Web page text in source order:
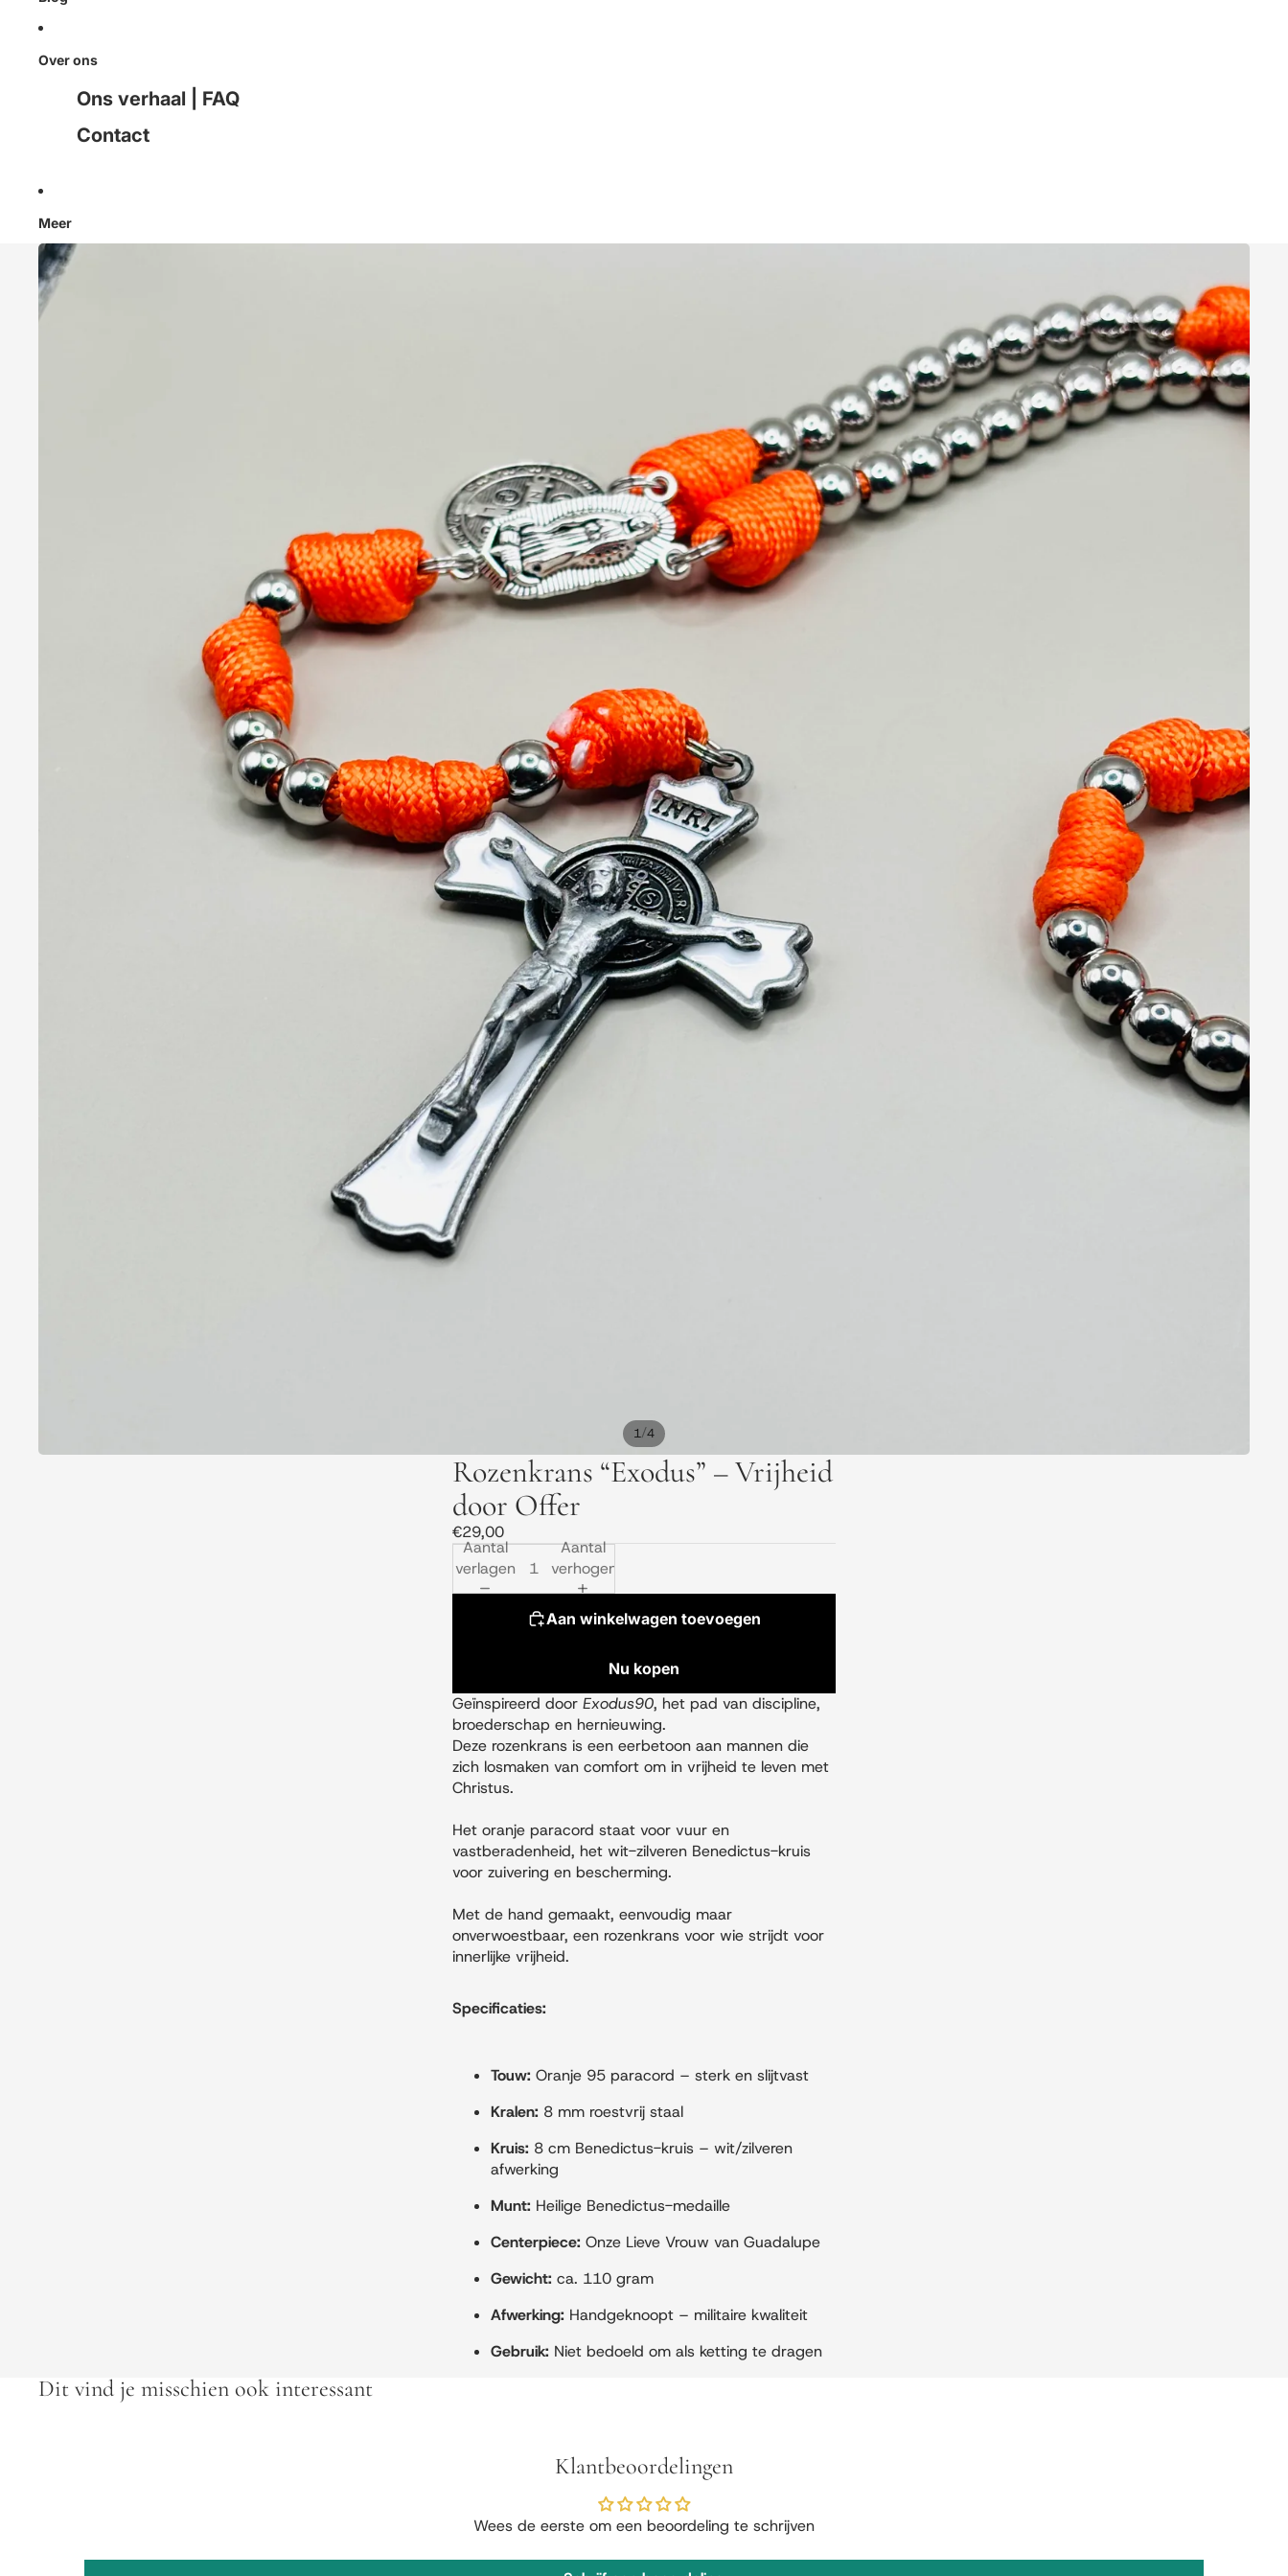
Over ons
Ons verhaal | FAQ
Contact
Meer
1/4
Rozenkrans “Exodus” – Vrijheid
door Offer
€29,00
Aantal
verlagen
Aantal
verhogen
Aan winkelwagen toevoegen
Nu kopen
Geïnspireerd door Exodus90, het pad van discipline,
broederschap en hernieuwing.
Deze rozenkrans is een eerbetoon aan mannen die
zich losmaken van comfort om in vrijheid te leven met
Christus.
Het oranje paracord staat voor vuur en
vastberadenheid, het wit-zilveren Benedictus-kruis
voor zuivering en bescherming.
Met de hand gemaakt, eenvoudig maar
onverwoestbaar, een rozenkrans voor wie strijdt voor
innerlijke vrijheid.
Specificaties:
Touw: Oranje 95 paracord – sterk en slijtvast
Kralen: 8 mm roestvrij staal
Kruis: 8 cm Benedictus-kruis – wit/zilveren
afwerking
Munt: Heilige Benedictus-medaille
Centerpiece: Onze Lieve Vrouw van Guadalupe
Gewicht: ca. 110 gram
Afwerking: Handgeknoopt – militaire kwaliteit
Gebruik: Niet bedoeld om als ketting te dragen
Dit vind je misschien ook interessant
Klantbeoordelingen
Wees de eerste om een beoordeling te schrijven